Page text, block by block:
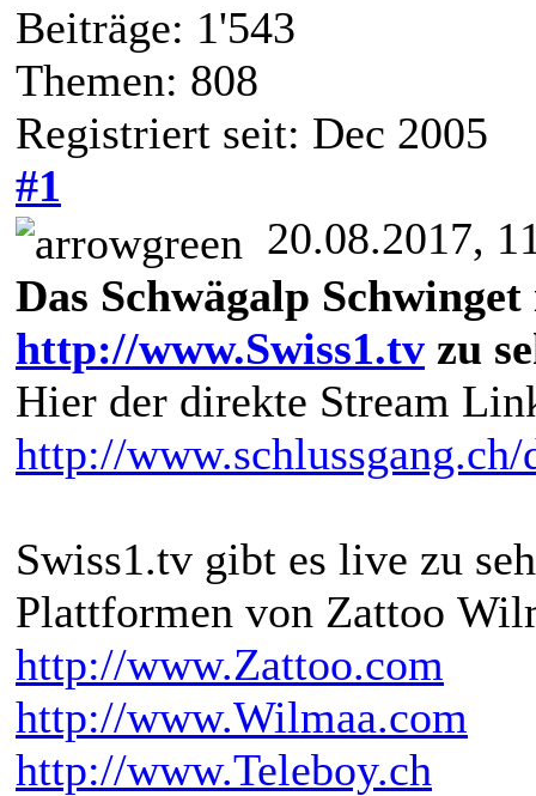
Beiträge: 1'543
Themen: 808
Registriert seit: Dec 2005
#1
20.08.2017,
Das Schwägalp
http://www.Swiss1.tv zu
Hier der direkte Stream
http://
Swiss1.tv gibt es live zu
Plattformen von Zattoo
http://www.Zattoo.com
http://www.Wilmaa.com
http://www.Teleboy.ch